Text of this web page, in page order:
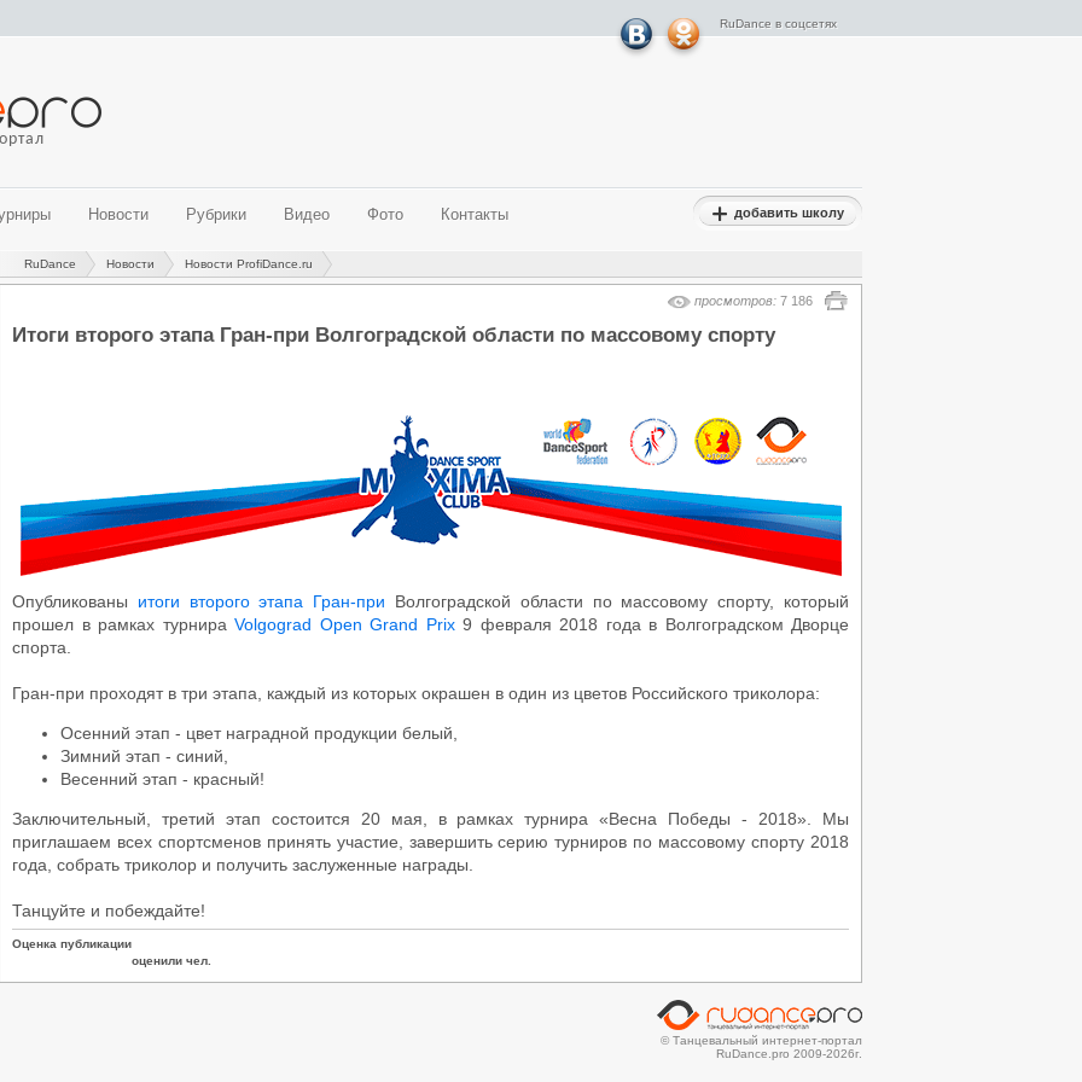
RuDance в соцсетях
добавить школу
Новости Рубрики Видео Фото Контакты
бальные танцы)
танцы)
направления)
региона на 2018-2019 гг. (современные танцевальные
Гран-При
Результаты Турниров ОРТО
RuDance Новости Новости ProfiDance.ru
просмотров: 7 186
Итоги второго этапа Гран-при Волгоградской области по массовому спорту
Опубликованы итоги второго этапа Гран-при Волгоградской области по массовому спорту, который
прошел в рамках турнира Volgograd Open Grand Prix9 февраля 2018 года в Волгоградском Дворце
спорта.
Гран-при проходят в три этапа, каждый из которых окрашен в один из цветов Российского триколора:
Осенний этап - цвет наградной продукции белый,
Зимний этап - синий,
Весенний этап - красный!
Заключительный, третий этап состоится 20 мая, в рамках турнира «Весна Победы - 2018». Мы
приглашаем всех спортсменов принять участие, завершить серию турниров по массовому спорту 2018
года, собрать триколор и получить заслуженные награды.
Танцуйте и побеждайте!
Оценка публикации
оценили чел.
© Танцевальный интернет-портал
RuDance.pro 2009-2026г.